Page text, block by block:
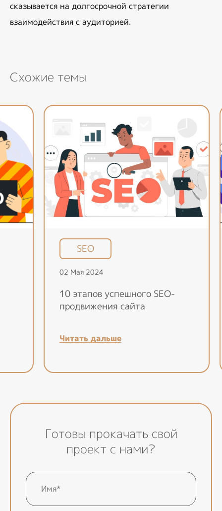
сказывается на долгосрочной стратегии
взаимодействия с аудиторией.
Схожие темы
SEO
02 Мая 2024
10 этапов успешного SEO-
продвижения сайта
Читать дальше
Готовы прокачать свой
проект с нами?